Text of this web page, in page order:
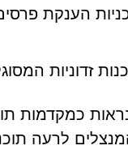
הענקת
זדוניות
כמקדמות
לרעה